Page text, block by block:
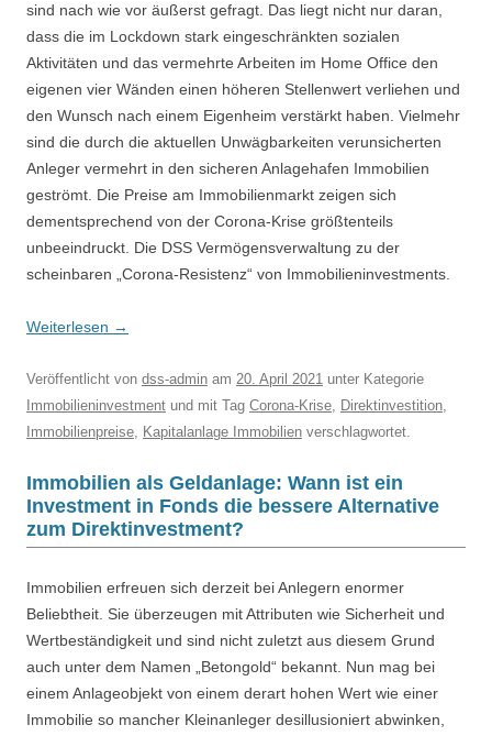
sind nach wie vor äußerst gefragt. Das liegt nicht nur daran,
dass die im Lockdown stark eingeschränkten sozialen
Aktivitäten und das vermehrte Arbeiten im Home Office den
eigenen vier Wänden einen höheren Stellenwert verliehen und
den Wunsch nach einem Eigenheim verstärkt haben. Vielmehr
sind die durch die aktuellen Unwägbarkeiten verunsicherten
Anleger vermehrt in den sicheren Anlagehafen Immobilien
geströmt. Die Preise am Immobilienmarkt zeigen sich
dementsprechend von der Corona-Krise größtenteils
unbeeindruckt. Die DSS Vermögensverwaltung zu der
scheinbaren „Corona-Resistenz“ von Immobilieninvestments.
Weiterlesen →
Veröffentlicht von dss-admin am 20. April 2021 unter Kategorie
Immobilieninvestment und mit Tag Corona-Krise, Direktinvestition,
Immobilienpreise, Kapitalanlage Immobilien verschlagwortet.
Immobilien als Geldanlage: Wann ist ein
Investment in Fonds die bessere Alternative
zum Direktinvestment?
Immobilien erfreuen sich derzeit bei Anlegern enormer
Beliebtheit. Sie überzeugen mit Attributen wie Sicherheit und
Wertbeständigkeit und sind nicht zuletzt aus diesem Grund
auch unter dem Namen „Betongold“ bekannt. Nun mag bei
einem Anlageobjekt von einem derart hohen Wert wie einer
Immobilie so mancher Kleinanleger desillusioniert abwinken,